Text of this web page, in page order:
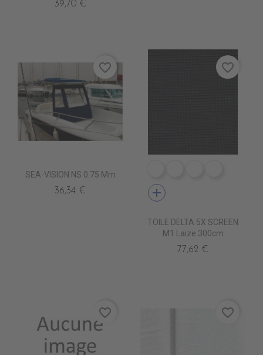
39,70 €
SEA-VISION NS 0.75 Mm
36,34 €
favorite_border
add
TOILE DELTA 5X SCREEN
M1 Laize 300cm
77,62 €
favorite_border
favorite_border favorite_border